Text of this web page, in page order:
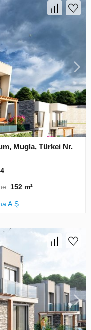
Mugla, Türkei Nr.
4
152 m²
A.Ş.